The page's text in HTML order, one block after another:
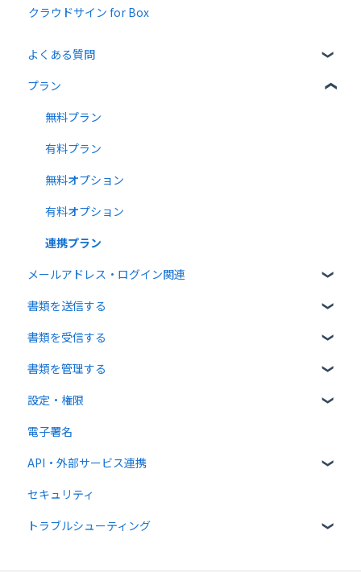
クラウドサイン for Box
よくある質問
クラウドサインについて
書類について
操作方法について
通知メールについて
プラン
無料プラン
有料プラン
無料オプション
有料オプション
連携プラン
メールアドレス・ログイン関連
ログイン関連
書類を送信する
書類のアップロード・編集
宛先設定
一括送信
送信時の設定
送信後の操作
テンプレート
書類を受信する
受信者ガイド
書類の受信
書類を管理する
書類の確認
書類情報の入力
書類インポート
複数部署管理
設定・権限
個人設定
管理者向け設定
高度な設定をする
電子署名
API・外部サービス連携
Web API
外部連携
セキュリティ
トラブルシューティング